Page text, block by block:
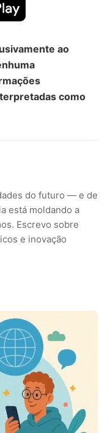
ao
como
do futuro — e de
está moldando a
Escrevo sobre
e inovação